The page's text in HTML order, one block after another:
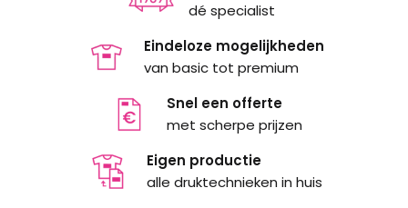
dé specialist
Eindeloze mogelijkheden
van basic tot premium
Snel een offerte
met scherpe prijzen
Eigen productie
alle druktechnieken in huis